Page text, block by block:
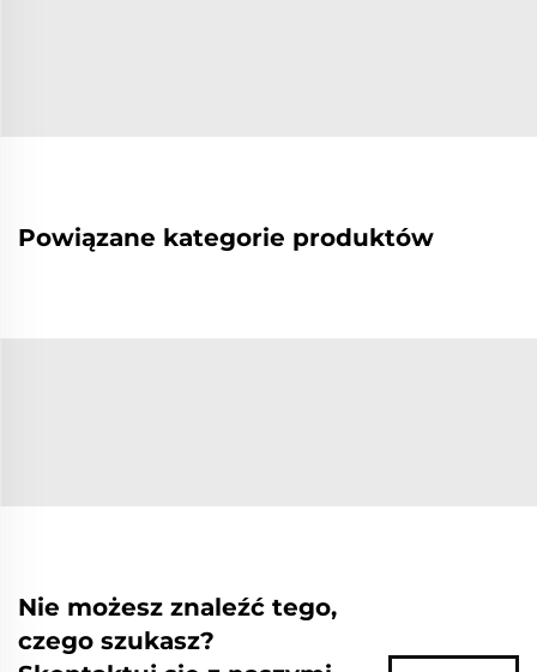
Powiązane kategorie produktów
Nie możesz znaleźć tego,
czego szukasz?